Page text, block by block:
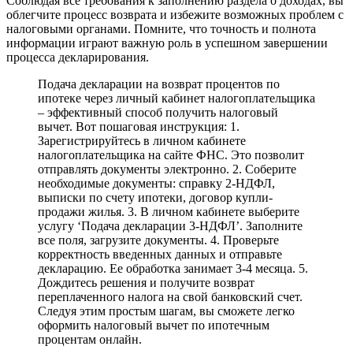
облегчите процесс возврата и избежите возможных проблем с
налоговыми органами. Помните, что точность и полнота
информации играют важную роль в успешном завершении
процесса декларирования.
Подача декларации на возврат процентов по
ипотеке через личный кабинет налогоплательщика
– эффективный способ получить налоговый
вычет. Вот пошаговая инструкция: 1.
Зарегистрируйтесь в личном кабинете
налогоплательщика на сайте ФНС. Это позволит
отправлять документы электронно. 2. Соберите
необходимые документы: справку 2-НДФЛ,
выписки по счету ипотеки, договор купли-
продажи жилья. 3. В личном кабинете выберите
услугу ‘Подача декларации 3-НДФЛ’. Заполните
все поля, загрузите документы. 4. Проверьте
корректность введенных данных и отправьте
декларацию. Ее обработка занимает 3-4 месяца. 5.
Дождитесь решения и получите возврат
переплаченного налога на свой банковский счет.
Следуя этим простым шагам, вы сможете легко
оформить налоговый вычет по ипотечным
процентам онлайн.